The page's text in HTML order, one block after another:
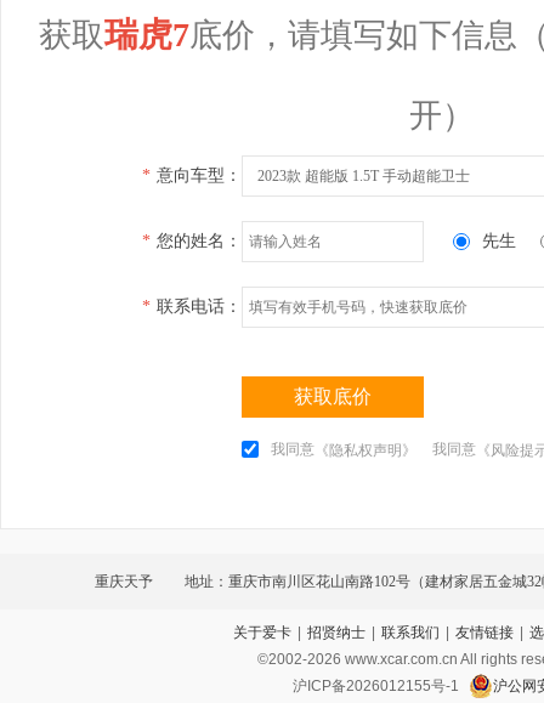
获取瑞虎7底价，请填写如下信息
开）
* 意向车型： 2023款 超能版 1.5T 手动超能卫士
* 您的姓名： 先生
* 联系电话：
获取底价
我同意 《隐私权声明》 我同意 《风险提
重庆天予 地址：重庆市南川区花山南路102号（建材家居五金城
关于爱卡 | 招贤纳士 | 联系我们 | 友情链接 |
©2002-2026 www.xcar.com.cn All rights
沪ICP备2026012155号-1
沪公网